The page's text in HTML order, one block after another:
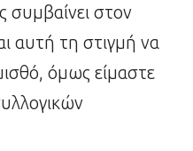
συμβαίνει στον
αυτή τη στιγμή να
όμως είμαστε